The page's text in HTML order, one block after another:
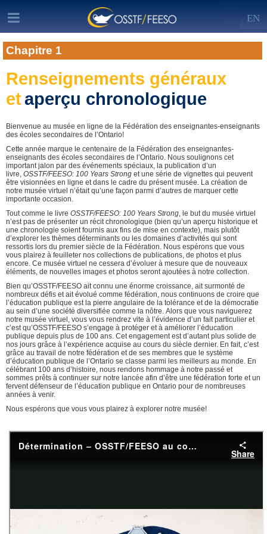
EN
Chapitre 1
Renseignements généraux
etaperçu chronologique
Bienvenue au musée en ligne de la Fédération des enseignantes-enseignants
des écoles secondaires de l’Ontario!
Cette année marque le centenaire de la Fédération des enseignantes-
enseignants des écoles secondaires de l’Ontario. Nous soulignons cet
important jalon par des événements spéciaux, la publication d’un
livre, OSSTF/FEESO: 100 Years Strong et une série de vignettes qui peuvent
être visionnées en ligne et dans le cadre du présent musée. La création de
notre musée virtuel n’était qu’une façon parmi d’autres de marquer cette
importante occasion.
Tout comme le livre OSSTF/FEESO: 100 Years Strong, le but du musée virtuel
n’est pas de présenter un récit chronologique (bien qu’un aperçu historique et
une chronologie soient fournis aux fins de mise en contexte), mais plutôt
d’explorer les thèmes déterminants ou les domaines d’activités qui sont
ressortis lors du premier siècle de la Fédération. Nous espérons que vous
vous plairez à feuilleter nos collections de publications, de photos et plus
encore. Ce musée virtuel ne cessera d’évoluer à mesure que de nouveaux
éléments, de nouvelles images et photos seront ajoutées à notre collection.
Bien qu’OSSTF/FEESO ait connu une énorme croissance, ait surmonté de
nombreux défis et ait évolué comme fédération, nous continuons de croire que
l’éducation publique est la pierre angulaire de la tolérance et de la démocratie
au sein d’une société diversifiée comme la nôtre. Alors que vous naviguerez
notre musée virtuel, vous vous rendrez vite à l’évidence d’un fait particulier et
c’est qu’OSSTF/FEESO s’engage à protéger et à améliorer l’éducation
publique depuis plus de 100 ans. Cet engagement est d’autant plus solide de
nos jours grâce à l’expérience acquise au cours du siècle dernier. En fait, c’est
grâce au travail de notre fédération et de ses membres que le système
d’éducation publique de l’Ontario se classe parmi les meilleurs au monde. En
célébrant 100 ans d’histoire, nous rendons hommage à notre passé et
sommes prêts à continuer sur notre lancée afin d’être une fédération forte et un
fervent défenseur de l’éducation publique en Ontario pour de nombreuses
années à venir.
Nous espérons que vous vous plairez à explorer notre musée!